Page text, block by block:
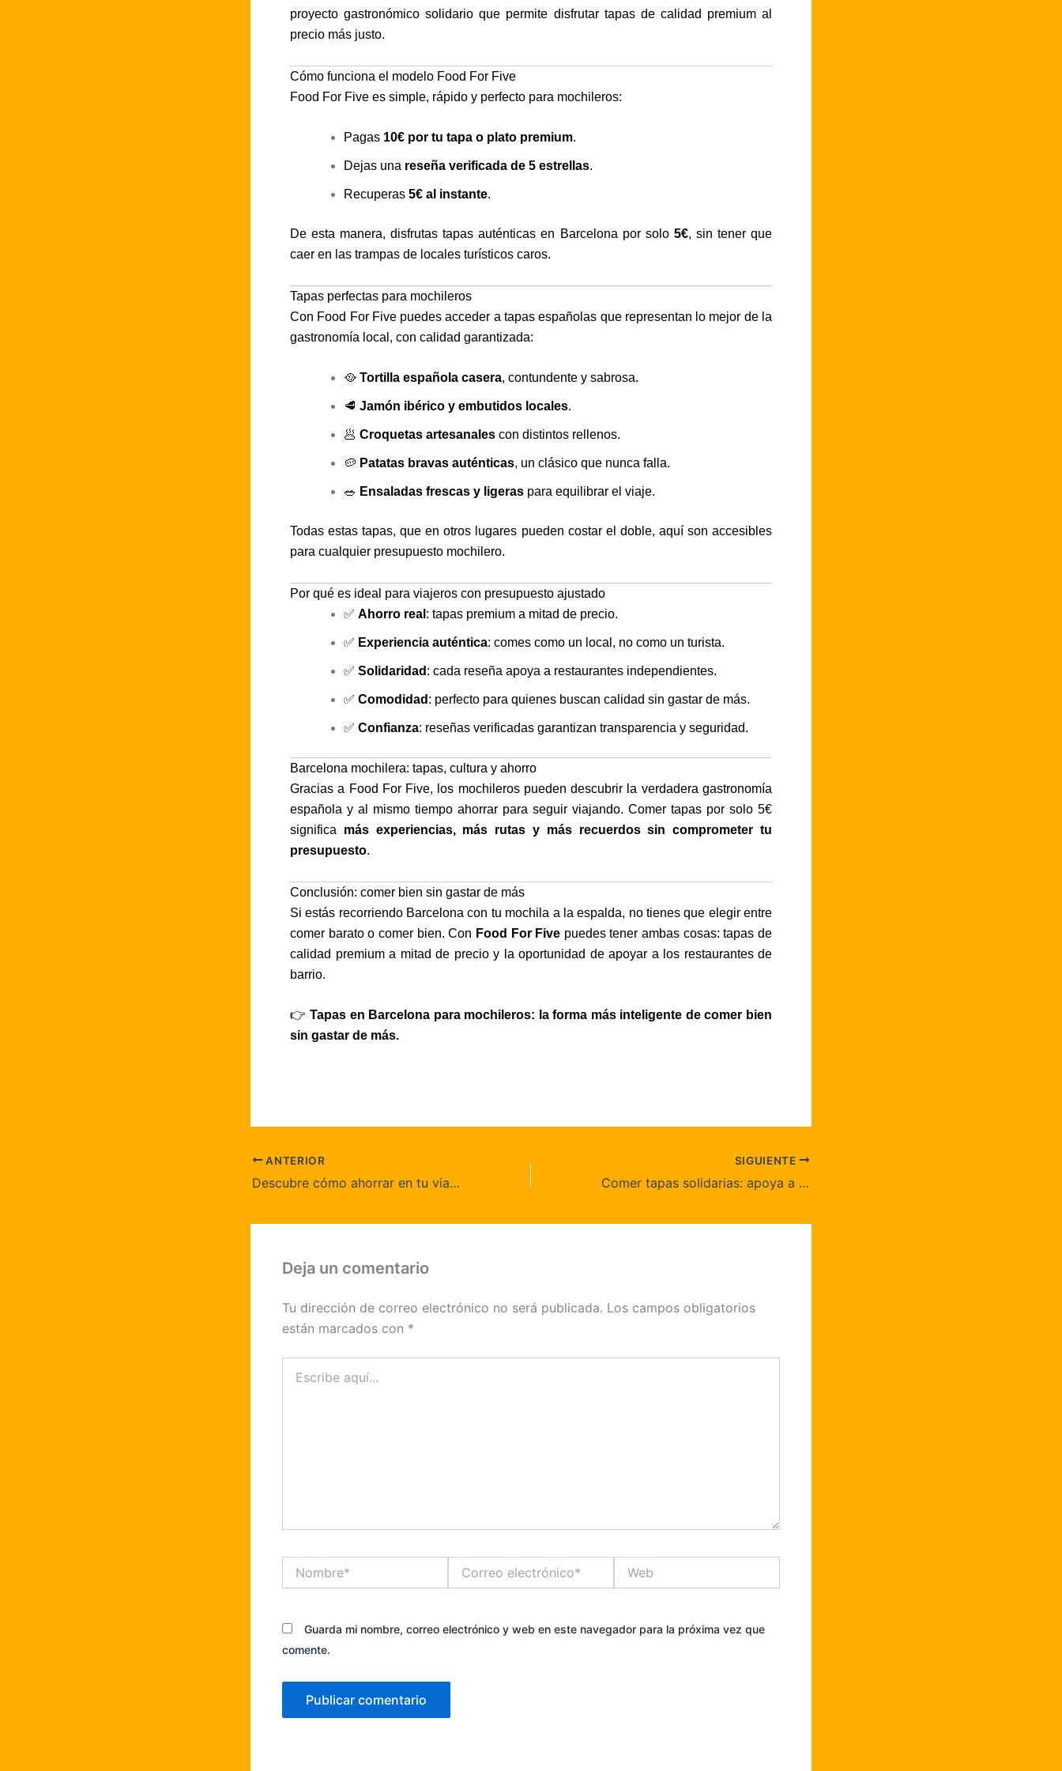
proyecto gastronómico solidario que permite disfrutar tapas de calidad premium al
precio más justo.
Cómo funciona el modelo Food For Five
Food For Five es simple, rápido y perfecto para mochileros:
Pagas 10€ por tu tapa o plato premium.
Dejas una reseña verificada de 5 estrellas.
Recuperas 5€ al instante.
De esta manera, disfrutas tapas auténticas en Barcelona por solo 5€, sin tener que
caer en las trampas de locales turísticos caros.
Tapas perfectas para mochileros
Con Food For Five puedes acceder a tapas españolas que representan lo mejor de la
gastronomía local, con calidad garantizada:
🥘 Tortilla española casera, contundente y sabrosa.
🥩 Jamón ibérico y embutidos locales.
🥟 Croquetas artesanales con distintos rellenos.
🥔 Patatas bravas auténticas, un clásico que nunca falla.
🥗 Ensaladas frescas y ligeras para equilibrar el viaje.
Todas estas tapas, que en otros lugares pueden costar el doble, aquí son accesibles
para cualquier presupuesto mochilero.
Por qué es ideal para viajeros con presupuesto ajustado
✅ Ahorro real : tapas premium a mitad de precio.
✅ Experiencia auténtica: comes como un local, no como un turista.
✅ Solidaridad : cada reseña apoya a restaurantes independientes.
✅ Comodidad : perfecto para quienes buscan calidad sin gastar de más.
✅ Confianza: reseñas verificadas garantizan transparencia y seguridad.
Barcelona mochilera: tapas, cultura y ahorro
Gracias a Food For Five, los mochileros pueden descubrir la verdadera gastronomía
española y al mismo tiempo ahorrar para seguir viajando. Comer tapas por solo 5€
significa más experiencias, más rutas y más recuerdos sin comprometer tu
presupuesto.
Conclusión: comer bien sin gastar de más
Si estás recorriendo Barcelona con tu mochila a la espalda, no tienes que elegir entre
comer barato o comer bien. Con Food For Five puedes tener ambas cosas: tapas de
calidad premium a mitad de precio y la oportunidad de apoyar a los restaurantes de
barrio.
👉Tapas en Barcelona para mochileros: la forma más inteligente de comer bien
sin gastar de más.
ANTERIOR
Descubre cómo ahorrar en tu viaje con tapas premium a mitad de precio
SIGUIENTE
Comer tapas solidarias: apoya a restaurantes locales y paga menos
Deja un comentario
Tu dirección de correo electrónico no será publicada. Los campos obligatorios
están marcados con *
aquí...
electrónico*
Guarda mi nombre, correo electrónico y web en este navegador para la próxima vez que
comente.